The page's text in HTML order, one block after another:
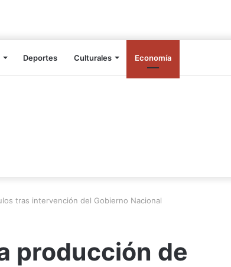
Deportes Culturales Economía
tras intervención del Gobierno Nacional
producción de